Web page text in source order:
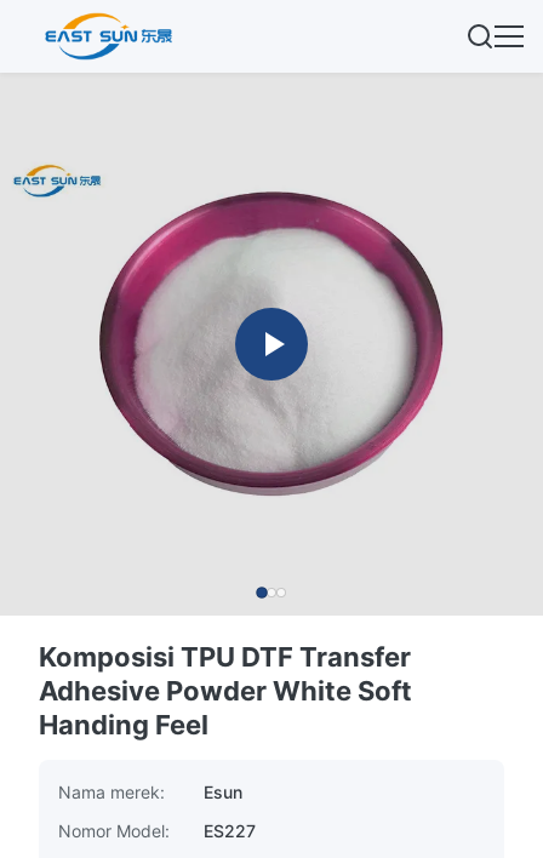
Komposisi TPU DTF Transfer
Adhesive Powder White Soft
Handing Feel
Nama merek:
Esun
Nomor Model:
ES227